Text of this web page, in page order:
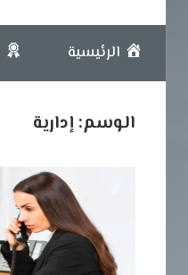
الوظائف
المعتمدة
الرئيسية
الوسم:إدارية